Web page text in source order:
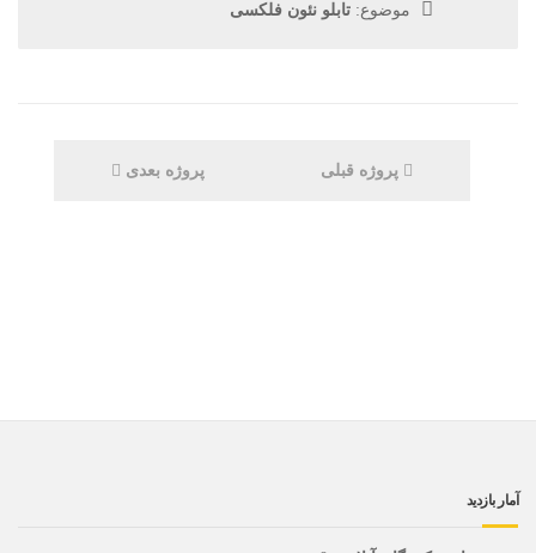
موضوع: تابلو نئون فلکسی
پروژه قبلی پروژه بعدی
آمار بازدید